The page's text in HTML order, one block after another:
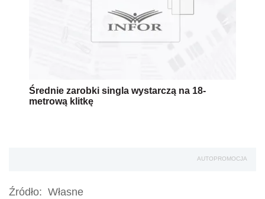
Średnie zarobki singla wystarczą na 18-
metrową klitkę
AUTOPROMOCJA
Źródło: Własne